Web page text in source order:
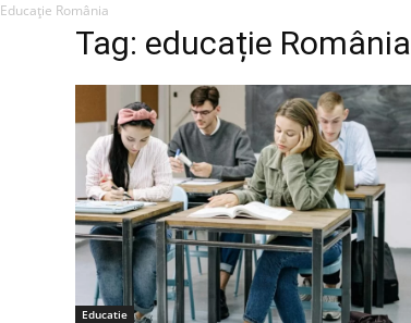
Educație România
Tag: educație România
Educatie